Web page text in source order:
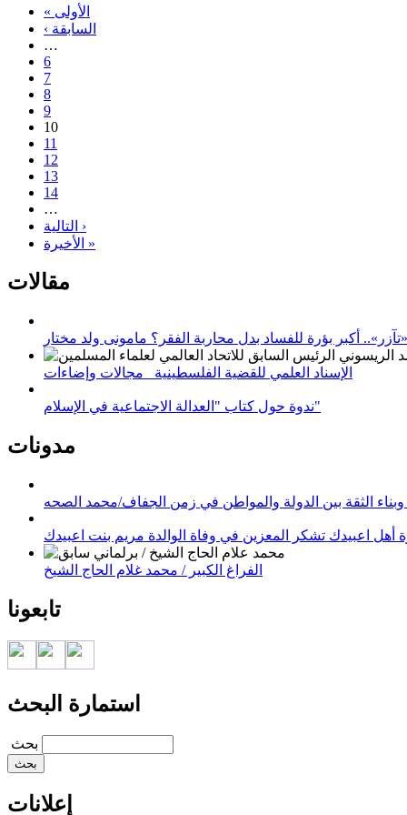
« الأولى
‹ السابقة
…
6
7
8
9
10
11
12
13
14
…
التالية ›
الأخيرة »
مقالات
أكبر بؤرة للفساد بدل محاربة الفقر؟ مامونى ولد مختار
الإسناد العلمي للقضية الفلسطينية_ مجالات وإضاءات
ندوة حول كتاب "العدالة الاجتماعية في الإسلام"
مدونات
الثقة بين الدولة والمواطن في زمن الجفاف/محمد الصحه
أهل اعبيدك تشكر المعزين في وفاة الوالدة مريم بنت اعبيدك
الفراغ الكبير / محمد غلام الحاج الشيخ
تابعونا
استمارة البحث
‏بحث ‏
إعلانات